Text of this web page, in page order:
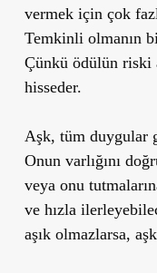
vermek için çok
Temkinli olmanın
Çünkü ödülün riski
hisseder.
Aşk, tüm duygular
Onun varlığını
veya onu
ve hızla
aşık olmazlarsa,